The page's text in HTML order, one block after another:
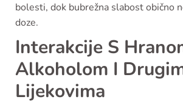
bolesti, dok bubrežna slabost obično
doze.
Interakcije S
Alkoholom I
Lijekovima